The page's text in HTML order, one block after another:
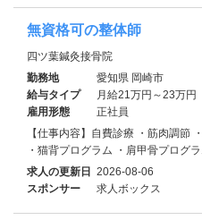
無資格可の整体師
四ツ葉鍼灸接骨院
勤務地
愛知県 岡崎市
給与タイプ
月給21万円～23万円
雇用形態
正社員
【仕事内容】自費診療 ・筋肉調節
・猫背プログラム ・肩甲骨プログ
求人の更新日 2026-08-06
スポンサー
求人ボックス